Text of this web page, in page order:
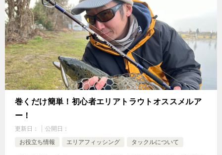
巻くだけ簡単！初心者エリアトラウトオススメルア
ー！
更新日：
公開日：
お役立ち情報
エリアフィッシング タックルについて